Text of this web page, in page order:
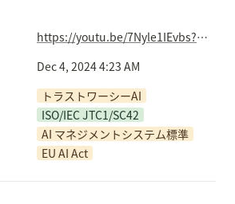
https://youtu.be/7Nyle1IEvbs?si=vTKWsMVwjldl-JWB
Dec 4, 2024 4:23 AM
トラストワーシーAI
ISO/IEC JTC1/SC42
AI マネジメントシステム標準
EU AI Act